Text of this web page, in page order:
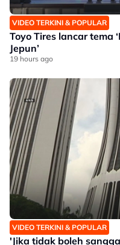
VIDEO TERKINI & POPULAR
Toyo Tires lancar tema
Jepun’
19 hours ago
VIDEO TERKINI & POPULAR
'Jika tidak boleh